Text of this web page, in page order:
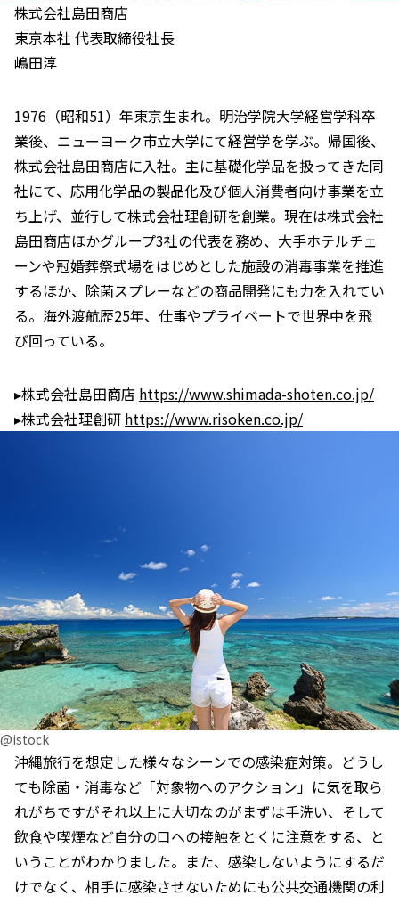
株式会社島田商店
東京本社 代表取締役社長
嶋田淳
1976（昭和51）年東京生まれ。明治学院大学経営学科卒
業後、ニューヨーク市立大学にて経営学を学ぶ。帰国後、
株式会社島田商店に入社。主に基礎化学品を扱ってきた同
社にて、応用化学品の製品化及び個人消費者向け事業を立
ち上げ、並行して株式会社理創研を創業。現在は株式会社
島田商店ほかグループ3社の代表を務め、大手ホテルチェ
ーンや冠婚葬祭式場をはじめとした施設の消毒事業を推進
するほか、除菌スプレーなどの商品開発にも力を入れてい
る。海外渡航歴25年、仕事やプライベートで世界中を飛
び回っている。
▸株式会社島田商店 https://www.shimada-shoten.co.jp/
▸株式会社理創研 https://www.risoken.co.jp/
@istock
沖縄旅行を想定した様々なシーンでの感染症対策。どうし
ても除菌・消毒など「対象物へのアクション」に気を取ら
れがちですがそれ以上に大切なのがまずは手洗い、そして
飲食や喫煙など自分の口への接触をとくに注意をする、と
いうことがわかりました。また、感染しないようにするだ
けでなく、相手に感染させないためにも公共交通機関の利